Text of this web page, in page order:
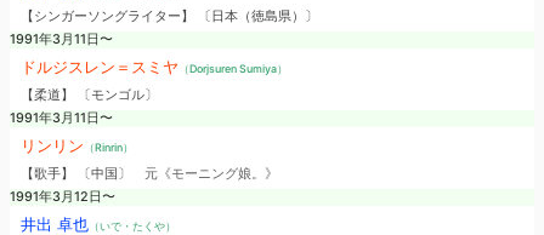
【シンガーソングライター】 〔日本（徳島県）〕
1991年3月11日〜
ドルジスレン＝スミヤ （Dorjsuren Sumiya）
【柔道】 〔モンゴル〕
1991年3月11日〜
リンリン （Rinrin）
【歌手】 〔中国〕 元《モーニング娘。》
1991年3月12日〜
井出 卓也（いで・たくや）